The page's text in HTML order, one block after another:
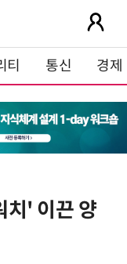
티 통신 경제
치' 이끈 양